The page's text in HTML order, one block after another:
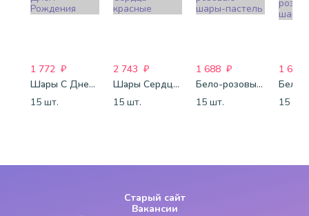
1 772 ₽
Шары С Днем Рождения
15 шт.
2 743 ₽
Шары Сердца красные
15 шт.
1 688 ₽
Бело-розовые шары-пастель
15 шт.
1 688
15 шт.
Старый сайт
Вакансии